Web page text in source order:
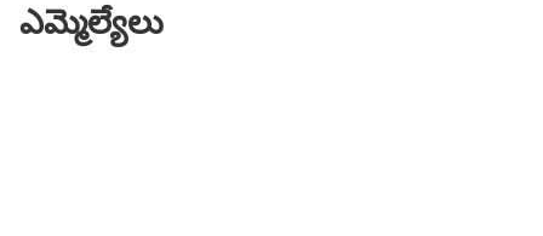
ఎమ్మెల్యేలు